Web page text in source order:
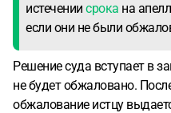
истечении срока на
если они не были
Решение суда вступает в
не будет обжаловано.
обжалование истцу